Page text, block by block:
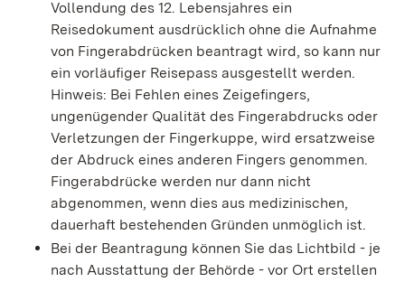
Vollendung des 12. Lebensjahres ein
Reisedokument ausdrücklich ohne die Aufnahme
von Fingerabdrücken beantragt wird, so kann nur
ein vorläufiger Reisepass ausgestellt werden.
Hinweis: Bei Fehlen eines Zeigefingers,
ungenügender Qualität des Fingerabdrucks oder
Verletzungen der Fingerkuppe, wird ersatzweise
der Abdruck eines anderen Fingers genommen.
Fingerabdrücke werden nur dann nicht
abgenommen, wenn dies aus medizinischen,
dauerhaft bestehenden Gründen unmöglich ist.
Bei der Beantragung können Sie das Lichtbild - je
nach Ausstattung der Behörde - vor Ort erstellen